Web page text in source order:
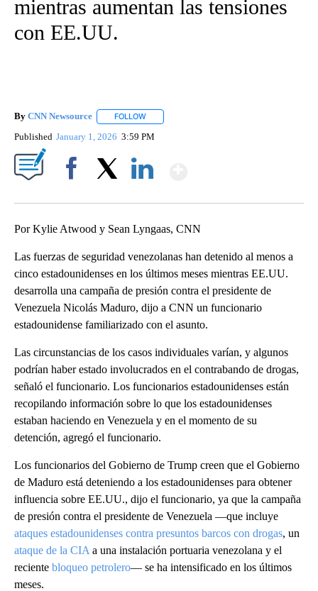
mientras aumentan las tensiones
con EE.UU.
By CNN Newsource FOLLOW
Published January 1, 2026 3:59 PM
Por Kylie Atwood y Sean Lyngaas, CNN
Las fuerzas de seguridad venezolanas han detenido al menos a
cinco estadounidenses en los últimos meses mientras EE.UU.
desarrolla una campaña de presión contra el presidente de
Venezuela Nicolás Maduro, dijo a CNN un funcionario
estadounidense familiarizado con el asunto.
Las circunstancias de los casos individuales varían, y algunos
podrían haber estado involucrados en el contrabando de drogas,
señaló el funcionario. Los funcionarios estadounidenses están
recopilando información sobre lo que los estadounidenses
estaban haciendo en Venezuela y en el momento de su
detención, agregó el funcionario.
Los funcionarios del Gobierno de Trump creen que el Gobierno
de Maduro está deteniendo a los estadounidenses para obtener
influencia sobre EE.UU., dijo el funcionario, ya que la campaña
de presión contra el presidente de Venezuela —que incluye
ataques estadounidenses contra presuntos barcos con drogas, un
ataque de la CIA a una instalación portuaria venezolana y el
reciente bloqueo petrolero— se ha intensificado en los últimos
meses.